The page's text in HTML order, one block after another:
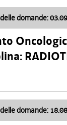
domande:
domande: